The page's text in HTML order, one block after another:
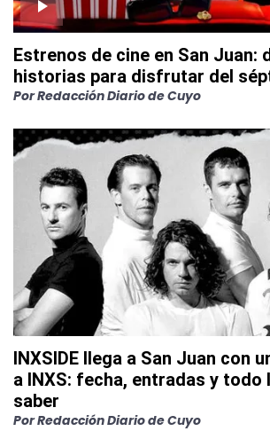
Estrenos de cine en San Juan:
historias para disfrutar del
PorRedacción Diario de Cuyo
INXSIDE llega a San Juan con
a INXS: fecha, entradas y todo
saber
PorRedacción Diario de Cuyo